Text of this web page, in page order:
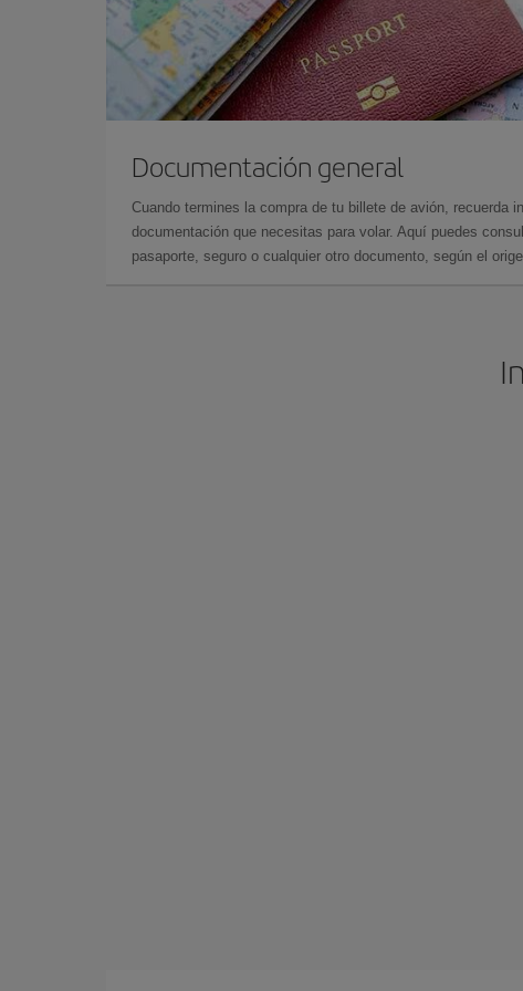
Documentación general
Cuando termines la compra de tu billete de avión, recuerda
documentación que necesitas para volar. Aquí puedes
pasaporte, seguro o cualquier otro documento, según el